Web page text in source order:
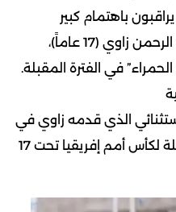
باهتمام كبير
الموهبة الجزائرية الصاعدة عبد الرحمن زاوي (17 عاماً)،
في الفترة المقبلة.
الذي قدمه زاوي في
دورة اتحاد شمال إفريقيا المؤهلة لكأس أمم إفريقيا تحت 17